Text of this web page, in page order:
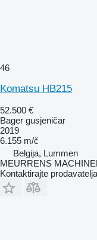
46
Komatsu HB215
52.500 €
Bager gusjeničar
2019
6.155 m/č
Belgija, Lummen
MEURRENS
Kontaktirajte prodavatelja